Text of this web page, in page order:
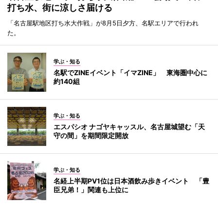
打ち水、街に涼しさ届ける
「名古屋駅地区打ち水大作戦」が8月5日夕方、名駅エリアで行われ
た。
学ぶ・知る
名駅でZINEイベント「イマZINE」 東海圏中心に
約140組
学ぶ・知る
エスパシオ ナゴヤキャッスル、名古屋城望む「天
守の間」を期間限定開放
学ぶ・知る
名経上半期PV1位は日本酒飲み歩きイベント 「豊
臣兄弟！」関連も上位に